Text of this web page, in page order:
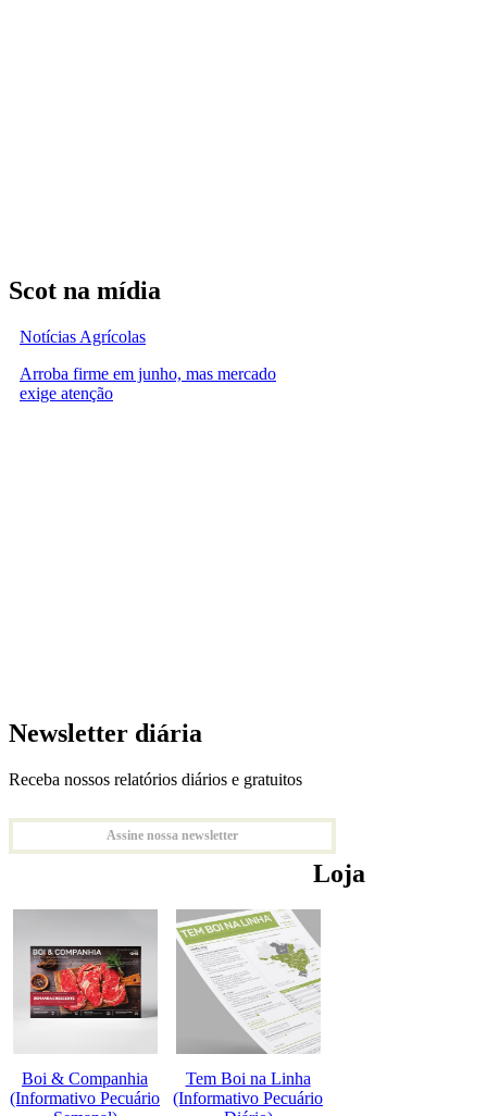
Scot na mídia
Notícias Agrícolas
Arroba firme em junho, mas mercado
exige atenção
Newsletter diária
Receba nossos relatórios diários e gratuitos
Assine nossa newsletter
Loja
Boi & Companhia
(Informativo Pecuário
Tem Boi na Linha
(Informativo Pecuário